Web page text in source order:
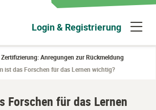
Login & Registrierung
Zertifizierung: Anregungen zur Rückmeldung
ist das Forschen für das Lernen wichtig?
Forschen für das Lernen